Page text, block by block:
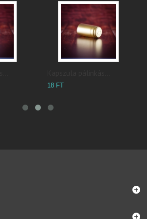
18 FT